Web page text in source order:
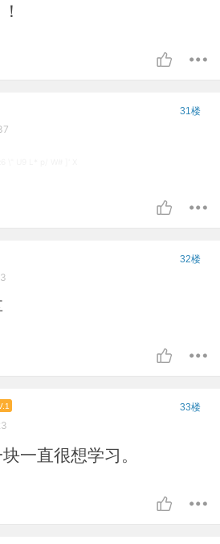
31楼
32楼
33楼
一直很想学习。